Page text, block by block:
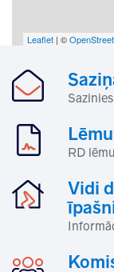
Leaflet | ©
RD
Vidi